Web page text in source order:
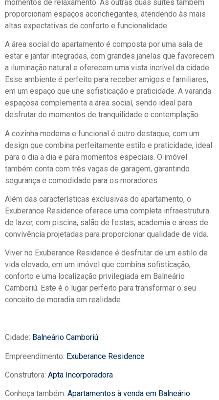
momentos de relaxamento. As outras duas suítes também
proporcionam espaços aconchegantes, atendendo às mais
altas expectativas de conforto e funcionalidade.
A área social do apartamento é composta por uma sala de
estar e jantar integradas, com grandes janelas que favorecem
a iluminação natural e oferecem uma vista incrível da cidade.
Esse ambiente é perfeito para receber amigos e familiares,
em um espaço que une sofisticação e praticidade. A varanda
espaçosa complementa a área social, sendo ideal para
desfrutar de momentos de tranquilidade e contemplação.
A cozinha moderna e funcional é outro destaque, com um
design que combina perfeitamente estilo e praticidade, ideal
para o dia a dia e para momentos especiais. O imóvel
também conta com três vagas de garagem, garantindo
segurança e comodidade para os moradores.
Além das características exclusivas do apartamento, o
Exuberance Residence oferece uma completa infraestrutura
de lazer, com piscina, salão de festas, academia e áreas de
convivência projetadas para proporcionar qualidade de vida.
Viver no Exuberance Residence é desfrutar de um estilo de
vida elevado, em um imóvel que combina sofisticação,
conforto e uma localização privilegiada em Balneário
Camboriú. Este é o lugar perfeito para transformar o seu
conceito de moradia em realidade.
Cidade: Balneário Camboriú
Empreendimento: Exuberance Residence
Construtora: Apta Incorporadora
Conheça também: Apartamentos à venda em Balneário